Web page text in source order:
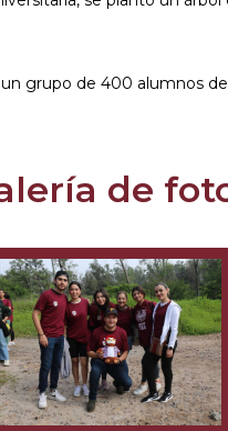
grupo de 400 alumnos
de